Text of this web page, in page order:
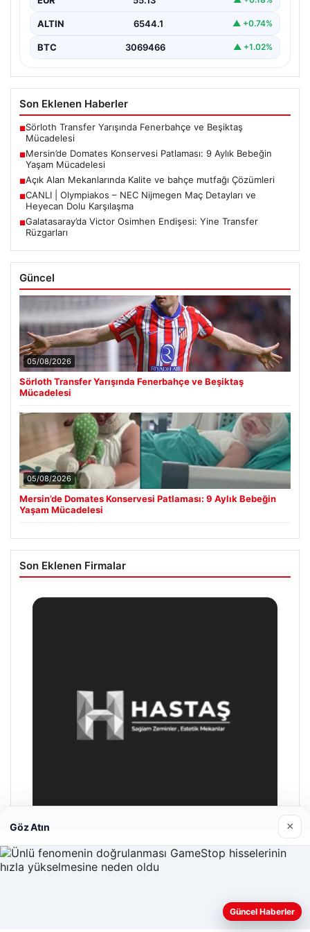
ALTIN 6544.1 ▲ +0.74%
BTC 3069466 ▲ +1.02%
Son Eklenen Haberler
■Sörloth Transfer Yarışında Fenerbahçe ve Beşiktaş
Mücadelesi
■Mersin’de Domates Konservesi Patlaması: 9 Aylık Bebeğin
Yaşam Mücadelesi
■Açık Alan Mekanlarında Kalite ve bahçe mutfağı Çözümleri
■CANLI | Olympiakos – NEC Nijmegen Maç Detayları ve
Heyecan Dolu Karşılaşma
■Galatasaray’da Victor Osimhen Endişesi: Yine Transfer
Rüzgarları
Güncel
05/08/2026
Sörloth Transfer Yarışında Fenerbahçe ve Beşiktaş
Mücadelesi
05/08/2026
Mersin’de Domates Konservesi Patlaması: 9 Aylık Bebeğin
Yaşam Mücadelesi
Son Eklenen Firmalar
Hastaş Beton
Web sitemizi nasıl kullandığınızı daha iyi anlayabilmek,
Göz Atın ×
Güncel Haberler